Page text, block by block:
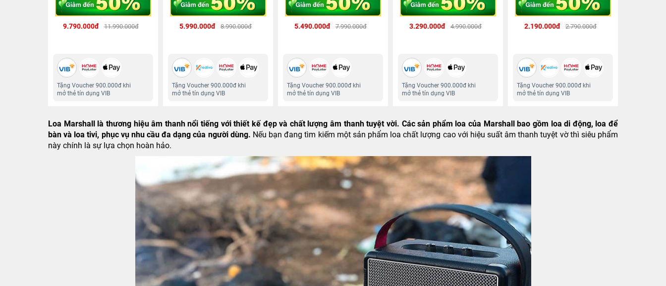
9.790.000đ 11.990.000đ
Tặng Voucher 900.000đ khi
mở thẻ tín dụng VIB
5.990.000đ 8.990.000đ
Tặng Voucher 900.000đ khi
mở thẻ tín dụng VIB
5.490.000đ 7.990.000đ
Tặng Voucher 900.000đ khi
mở thẻ tín dụng VIB
3.290.000đ 4.990.000đ
Tặng Voucher 900.000đ khi
mở thẻ tín dụng VIB
2.190.000đ 2.790.000đ
Tặng Voucher 900.000đ khi
mở thẻ tín dụng VIB
Loa Marshall là thương hiệu âm thanh nổi tiếng với thiết kế đẹp và chất lượng âm thanh tuyệt vời. Các sản phẩm loa của Marshall bao gồm loa di động, loa để
bàn và loa tivi, phục vụ nhu cầu đa dạng của người dùng. Nếu bạn đang tìm kiếm một sản phẩm loa chất lượng cao với hiệu suất âm thanh tuyệt vờ thì siêu phẩm
này chính là sự lựa chọn hoàn hảo.